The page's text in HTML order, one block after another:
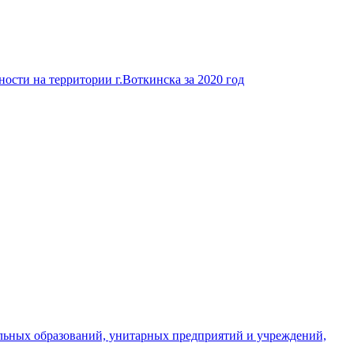
на территории г.Воткинска за 2020 год
образований, унитарных предприятий и учреждений,